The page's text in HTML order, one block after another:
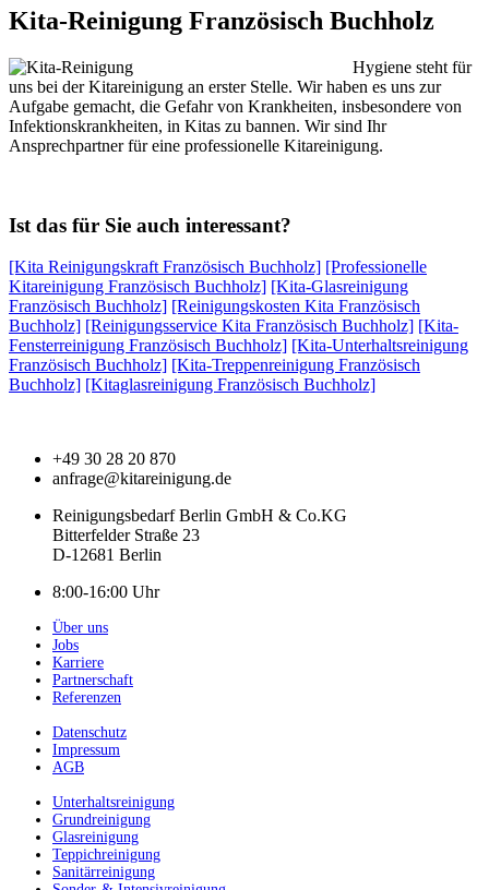
Kita-Reinigung Französisch Buchholz
Hygiene steht für
uns bei der Kitareinigung an erster Stelle. Wir haben es uns zur
Aufgabe gemacht, die Gefahr von Krankheiten, insbesondere von
Infektionskrankheiten, in Kitas zu bannen. Wir sind Ihr
Ansprechpartner für eine professionelle Kitareinigung.
Ist das für Sie auch interessant?
[Kita Reinigungskraft Französisch Buchholz] [Professionelle
Kitareinigung Französisch Buchholz] [Kita-Glasreinigung
Französisch Buchholz] [Reinigungskosten Kita Französisch
Buchholz] [Reinigungsservice Kita Französisch Buchholz] [Kita-
Fensterreinigung Französisch Buchholz] [Kita-Unterhaltsreinigung
Französisch Buchholz] [Kita-Treppenreinigung Französisch
Buchholz] [Kitaglasreinigung Französisch Buchholz]
+49 30 28 20 870
anfrage@kitareinigung.de
Reinigungsbedarf Berlin GmbH & Co.KG
Bitterfelder Straße 23
D-12681 Berlin
8:00-16:00 Uhr
Über uns
Jobs
Karriere
Partnerschaft
Referenzen
Datenschutz
Impressum
AGB
Unterhaltsreinigung
Grundreinigung
Glasreinigung
Teppichreinigung
Sanitärreinigung